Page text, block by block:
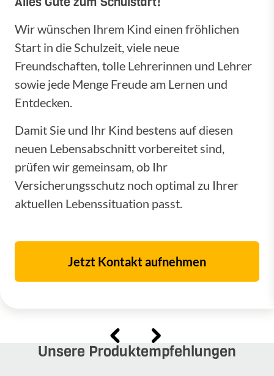
Wir wünschen Ihrem Kind einen fröhlichen
Start in die Schulzeit, viele neue
Freundschaften, tolle Lehrerinnen und Lehrer
sowie jede Menge Freude am Lernen und
Entdecken.
Damit Sie und Ihr Kind bestens auf diesen
neuen Lebensabschnitt vorbereitet sind,
prüfen wir gemeinsam, ob Ihr
Versicherungsschutz noch optimal zu Ihrer
aktuellen Lebenssituation passt.
Jetzt Kontakt aufnehmen
Unsere Produktempfehlungen